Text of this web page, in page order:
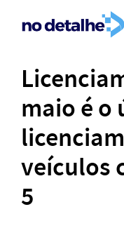
maio é o
veículos
5